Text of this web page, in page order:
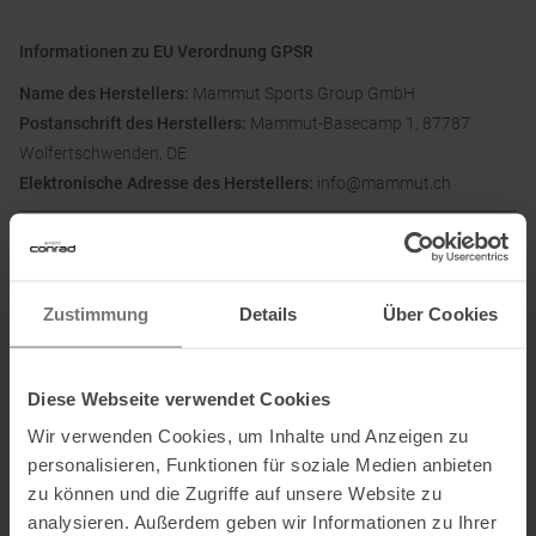
Zustimmung Details Über Cookies
Diese Webseite verwendet Cookies
Wir verwenden Cookies, um Inhalte und Anzeigen zu
personalisieren, Funktionen für soziale Medien anbieten
zu können und die Zugriffe auf unsere Website zu
analysieren. Außerdem geben wir Informationen zu Ihrer
Informationen zu EU Verordnung GPSR
Name des Herstellers: Mammut Sports Group GmbH
Postanschrift des Herstellers: Mammut-Basecamp 1, 87787
Wolfertschwenden, DE
Elektronische Adresse des Herstellers: info@mammut.ch
Ausgezeichnet mit
Partner von :
TÜV autorisierter Markenpartner: